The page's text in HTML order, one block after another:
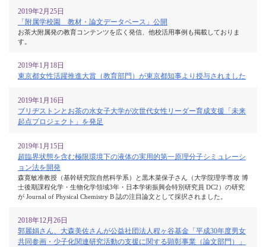
2019年2月25日
「附属学校園 教材・論文データベース」公開
お茶大附属発の教育コンテンツを広く発信、他校活用事例も掲載しておりま
す。
2019年1月18日
東京都女性活躍推進大賞（教育部門）が東京都知事より授与されました
2019年1月16日
ブリヂストンとお茶の水女子大学が次世代女性リーダー育成支援「未来
起点プロジェクト」を発足
2019年1月15日
超臨界状態を含む極限環境下の液体の実用的第一原理分子シミュレーシ
ョン法を開発
森寛敏准教授（基幹研究院自然科学系）と黒木菜保子さん（大学院理学専攻 博
士後期課程化学・生物化学領域3年・日本学術振興会特別研究員 DC2）の研究
が Journal of Physical Chemistry B 誌の注目論文として採択されました。
2018年12月26日
郭麗娟さん、大森美佐さんが公益社団法人程ヶ谷基金「平成30年度男女
共同参画・少子化関連研究活動の支援に関する顕彰事業（論文部門）」